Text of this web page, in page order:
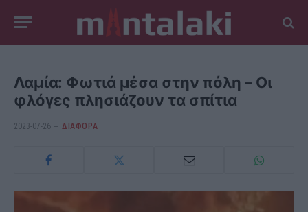
Λαμία: Φωτιά μέσα στην πόλη – Οι
φλόγες πλησιάζουν τα σπίτια
2023-07-26 ΔΙΆΦΟΡΑ